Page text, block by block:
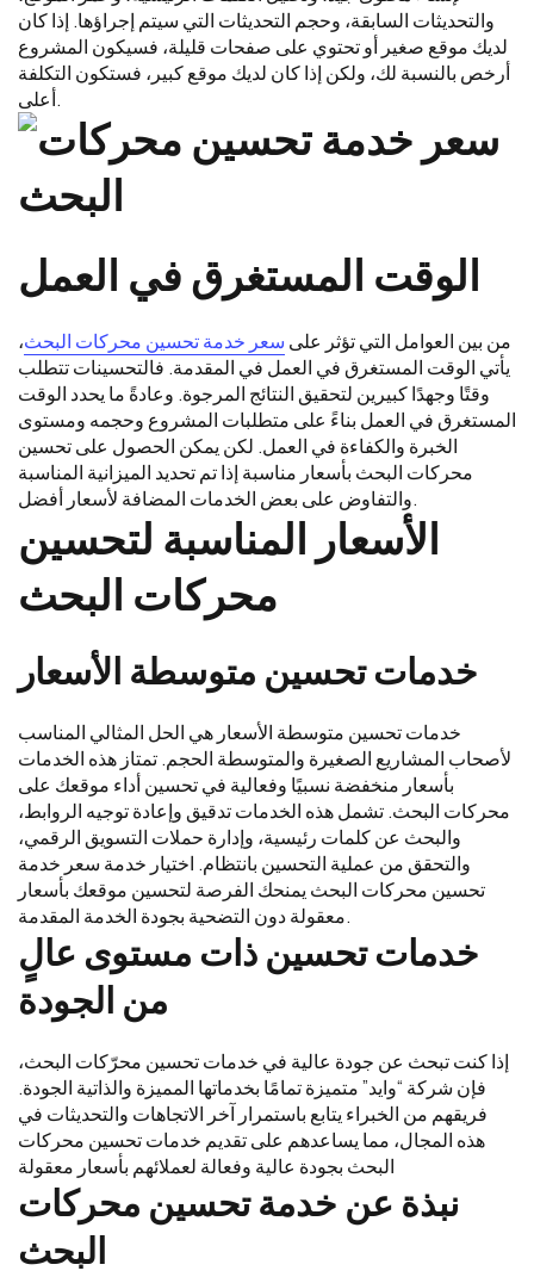
والتحديثات السابقة، وحجم التحديثات التي سيتم إجراؤها. إذا كان
لديك موقع صغير أو تحتوي على صفحات قليلة، فسيكون المشروع
أرخص بالنسبة لك، ولكن إذا كان لديك موقع كبير، فستكون التكلفة
أعلى.
الوقت المستغرق في العمل
من بين العوامل التي تؤثر على سعر خدمة تحسين محركات البحث،
يأتي الوقت المستغرق في العمل في المقدمة. فالتحسينات تتطلب
وقتًا وجهدًا كبيرين لتحقيق النتائج المرجوة. وعادةً ما يحدد الوقت
المستغرق في العمل بناءً على متطلبات المشروع وحجمه ومستوى
الخبرة والكفاءة في العمل. لكن يمكن الحصول على تحسين
محركات البحث بأسعار مناسبة إذا تم تحديد الميزانية المناسبة
والتفاوض على بعض الخدمات المضافة لأسعار أفضل.
الأسعار المناسبة لتحسين
محركات البحث
خدمات تحسين متوسطة الأسعار
خدمات تحسين متوسطة الأسعار هي الحل المثالي المناسب
لأصحاب المشاريع الصغيرة والمتوسطة الحجم. تمتاز هذه الخدمات
بأسعار منخفضة نسبيًا وفعالية في تحسين أداء موقعك على
محركات البحث. تشمل هذه الخدمات تدقيق وإعادة توجيه الروابط،
والبحث عن كلمات رئيسية، وإدارة حملات التسويق الرقمي،
والتحقق من عملية التحسين بانتظام. اختيار خدمة سعر خدمة
تحسين محركات البحث يمنحك الفرصة لتحسين موقعك بأسعار
معقولة دون التضحية بجودة الخدمة المقدمة.
خدمات تحسين ذات مستوى عالٍ
من الجودة
إذا كنت تبحث عن جودة عالية في خدمات تحسين محرّكات البحث،
فإن شركة “وايد” متميزة تمامًا بخدماتها المميزة والذاتية الجودة.
فريقهم من الخبراء يتابع باستمرار آخر الاتجاهات والتحديثات في
هذه المجال، مما يساعدهم على تقديم خدمات تحسين محركات
البحث بجودة عالية وفعالة لعملائهم بأسعار معقولة
نبذة عن خدمة تحسين محركات
البحث